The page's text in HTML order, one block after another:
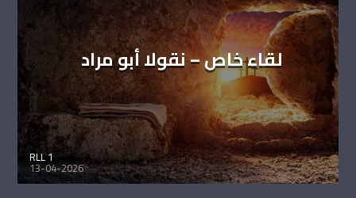
لقاء خاص – نقولا أبو مراد
RLL 1
13-04-2026